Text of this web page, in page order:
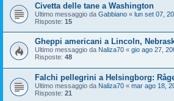
Civetta delle tane a Washington
Ultimo messaggio da Gabbiano « lun set 07,
Risposte: 15
Gheppi americani a Lincoln,
Ultimo messaggio da Naliza70 « gio ago 27,
Risposte: 48
Falchi pellegrini a Helsingborg:
Ultimo messaggio da Naliza70 « mar ago 18,
Risposte: 21